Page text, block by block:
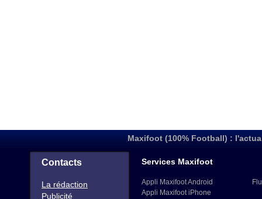
Maxifoot (100% Football) :
Contacts
La rédaction
Publicité
Services Maxifoot
Appli Maxifoot Android
Appli Maxifoot iPhone